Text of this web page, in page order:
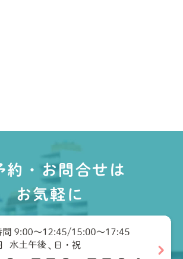
約・お問合せは
お気軽に